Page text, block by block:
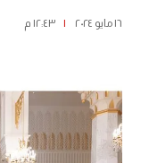
١٦ مايو ٢٠٢٤ | ١٢:٤٣ م